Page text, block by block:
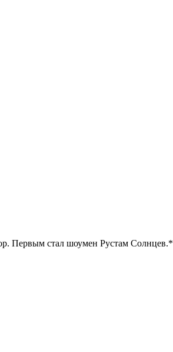
Первым стал шоумен Рустам Солнцев.*